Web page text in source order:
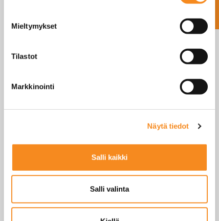
Mieltymykset
Tilastot
Markkinointi
Näytä tiedot
Salli kaikki
Salli valinta
TARRATULOSTAVA
TULOSTIMELLA